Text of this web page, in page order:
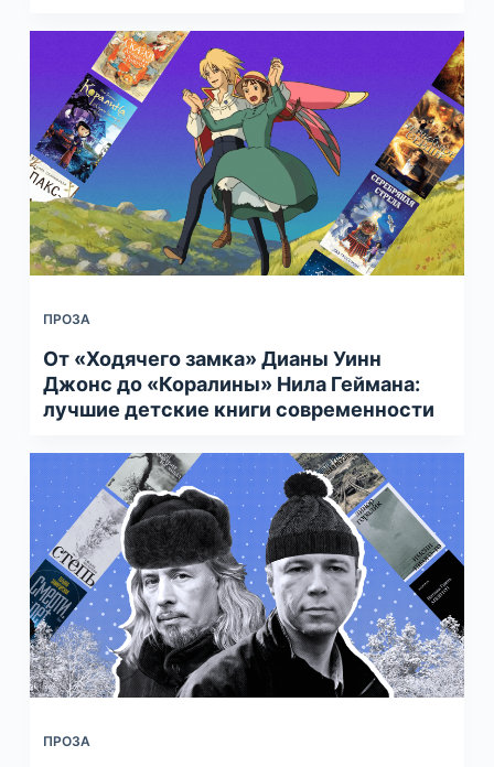
ПРОЗА
От «Ходячего замка» Дианы Уинн
Джонс до «Коралины» Нила Геймана:
лучшие детские книги современности
ПРОЗА